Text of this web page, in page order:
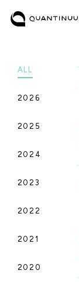
ALL
2026
2025
2024
2023
2022
2021
2020